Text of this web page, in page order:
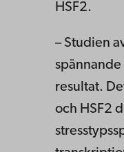
HSF2.
– Studien
resultat.
och HSF2